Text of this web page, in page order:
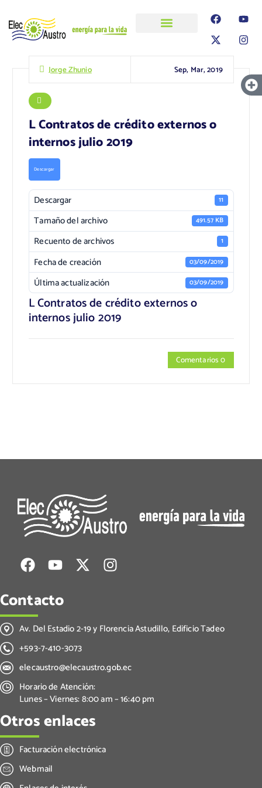
Jorge Zhunio Sep, Mar, 2019
L Contratos de crédito externos o
internos julio 2019
Descargar
Descargar 11
Tamaño del archivo 491.57 KB
Recuento de archivos 1
Fecha de creación 03/09/2019
Última actualización 03/09/2019
L Contratos de crédito externos o
internos julio 2019
Comentarios 0
Contacto
Av. Del Estadio 2-19 y Florencia Astudillo, Edificio Tadeo
+593-7-410-3073
elecaustro@elecaustro.gob.ec
Horario de Atención:
Lunes – Viernes: 8:00 am – 16:40 pm
Otros enlaces
Facturación electrónica
Webmail